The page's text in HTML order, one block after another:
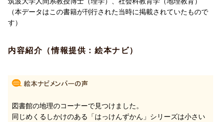
写真がいっぱいの図鑑ページで紹介。
「ピラミッドの中には何がある？」
どんなふうになっているの？」
ドイツ在住のやまぐちかおりさんが手がけています。
（本データはこの書籍が刊行された当時に掲載されていたもので
す）
内容紹介（情報提供：絵本ナビ）
図書館の地理のコーナーで見つけました。
同じめくるしかけのある「はっけんずかん」シリーズは小さい